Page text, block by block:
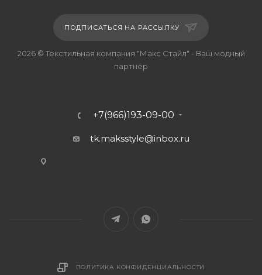
ПОДПИСАТЬСЯ НА РАССЫЛКУ
2026 © Текстильная компания "Макс Стайл" - Ваш модный
партнёр
+7(966)193-09-00
tk.maksstyle@inbox.ru
ПОЛИТИКА КОНФИДЕНЦИАЛЬНОСТИ